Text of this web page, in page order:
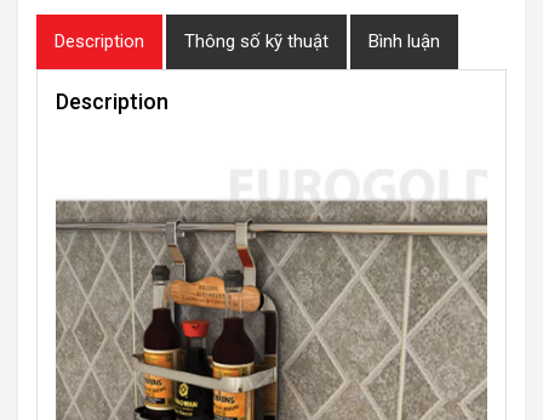
Description Thông số kỹ thuật Bình luận
Description